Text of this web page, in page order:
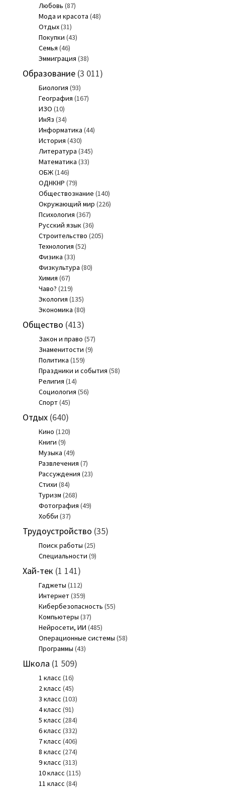
Любовь (87)
Мода и красота (48)
Отдых(31)
Покупки (43)
Семья (46)
Эммиграция (38)
Образование(3 011)
Биология (93)
География (167)
ИЗО (10)
ИнЯз (34)
Информатика (44)
История (430)
Литература (345)
Математика (33)
ОБЖ(146)
ОДНКНР (79)
Обществознание (140)
Окружающий мир (226)
Психология (367)
Русский язык(36)
Строительство (205)
Технология (52)
Физика (33)
Физкультура (80)
Химия (67)
Чаво? (219)
Экология (135)
Экономика (80)
Общество (413)
Закон и право (57)
Знаменитости (9)
Политика (159)
Праздники и события (58)
Религия (14)
Социология (56)
Спорт(45)
Отдых(640)
Кино (120)
Книги (9)
Музыка (49)
Развлечения (7)
Рассуждения (23)
Стихи (84)
Туризм (268)
Фотография (49)
Хобби (37)
Трудоустройство (35)
Поиск работы (25)
Специальности (9)
Хай-тек (1 141)
Гаджеты (112)
Интернет(359)
Кибербезопасность (55)
Компьютеры (37)
Нейросети, ИИ (485)
Операционные системы (58)
Программы (43)
Школа (1 509)
1 класс (16)
2 класс (45)
3 класс (103)
4 класс (91)
5 класс (284)
6 класс (332)
7 класс (406)
8 класс (274)
9 класс (313)
10 класс (115)
11 класс (84)